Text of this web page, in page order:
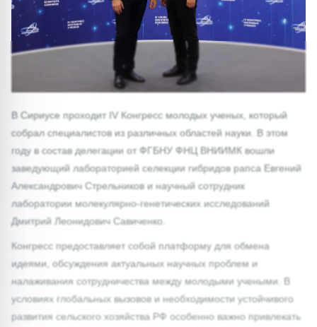
В Сириусе проходит IV Конгресс молодых ученых, который
собрал специалистов из различных областей науки. В этом
году в состав делегации от ФГБНУ ФНЦ ВНИИМК вошли
заведующий лабораторией селекции гибридов рапса Евгений
Александрович Стрельников и научный сотрудник
лаборатории молекулярно-генетических исследований
Дмитрий Леонидович Савиченко.
Конгресс предоставляет собой платформу для обмена
идеями, обсуждения актуальных научных проблем и
налаживания сотрудничества между молодыми учеными. В
условиях глобальных вызовов и необходимости устойчивого
развития сельского хозяйства РФ особенно важно привлекать